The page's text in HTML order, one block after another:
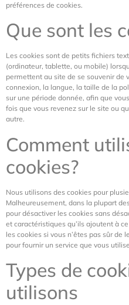
préférences de cookies.
Que sont les
Les cookies sont de petits fichiers
(ordinateur, tablette, ou mobile)
permettent au site de se souvenir de
connexion, la langue, la taille de la
sur une période donnée, afin que
fois que vous revenez sur le site ou
autre.
Comment
cookies?
Nous utilisons des cookies pour
Malheureusement, dans la plupart
pour désactiver les cookies sans
et caractéristiques qu’ils ajoutent à
les cookies si vous n’êtes pas sûr
pour fournir un service que vous
Types de
utilisons